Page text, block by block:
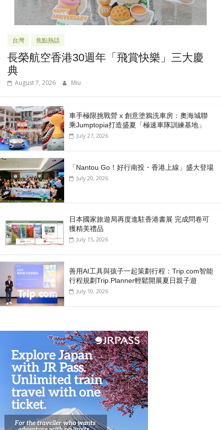
台灣 焦點熱話
長榮航空香港30週年「飛賞快樂」三大慶
典
August 7, 2026 Miu
車手極限挑戰營 x 創意塗鴉洗車房：奧海城聯
乘Jumptopia打造盛夏「極速車隊訓練基地」
July 27, 2026
「Nantou Go！好行南投・香港上線」盛大登場
July 20, 2026
日本國家旅遊局再度進駐香港書展 完成問卷可
獲精美禮品
July 15, 2026
善用AI工具與孩子一起策劃行程：Trip.com智能
行程規劃Trip.Planner輕鬆開展夏日親子遊
July 10, 2026